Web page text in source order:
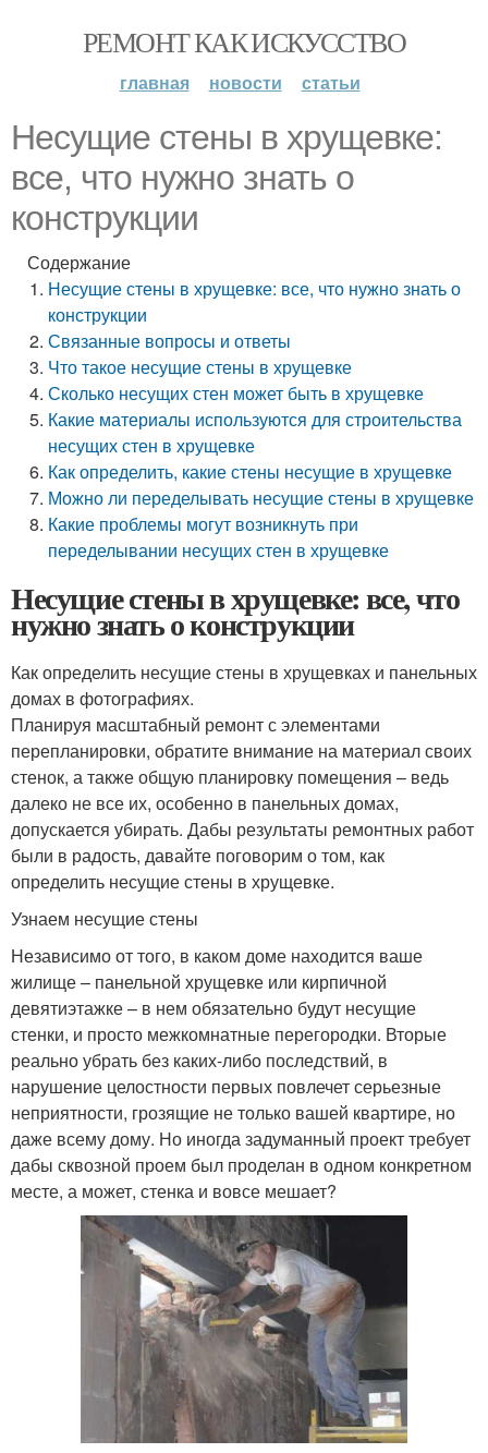
РЕМОНТ КАК ИСКУССТВО
главная новости статьи
Несущие стены в хрущевке:
все, что нужно знать о
конструкции
Содержание
Несущие стены в хрущевке: все, что нужно знать о
конструкции
Связанные вопросы и ответы
Что такое несущие стены в хрущевке
Сколько несущих стен может быть в хрущевке
Какие материалы используются для строительства
несущих стен в хрущевке
Как определить, какие стены несущие в хрущевке
Можно ли переделывать несущие стены в хрущевке
Какие проблемы могут возникнуть при
переделывании несущих стен в хрущевке
Несущие стены в хрущевке: все, что
нужно знать о конструкции
Как определить несущие стены в хрущевках и панельных
домах в фотографиях.
Планируя масштабный ремонт с элементами
перепланировки, обратите внимание на материал своих
стенок, а также общую планировку помещения – ведь
далеко не все их, особенно в панельных домах,
допускается убирать. Дабы результаты ремонтных работ
были в радость, давайте поговорим о том, как
определить несущие стены в хрущевке.
Узнаем несущие стены
Независимо от того, в каком доме находится ваше
жилище – панельной хрущевке или кирпичной
девятиэтажке – в нем обязательно будут несущие
стенки, и просто межкомнатные перегородки. Вторые
реально убрать без каких-либо последствий, в
нарушение целостности первых повлечет серьезные
неприятности, грозящие не только вашей квартире, но
даже всему дому. Но иногда задуманный проект требует
дабы сквозной проем был проделан в одном конкретном
месте, а может, стенка и вовсе мешает?